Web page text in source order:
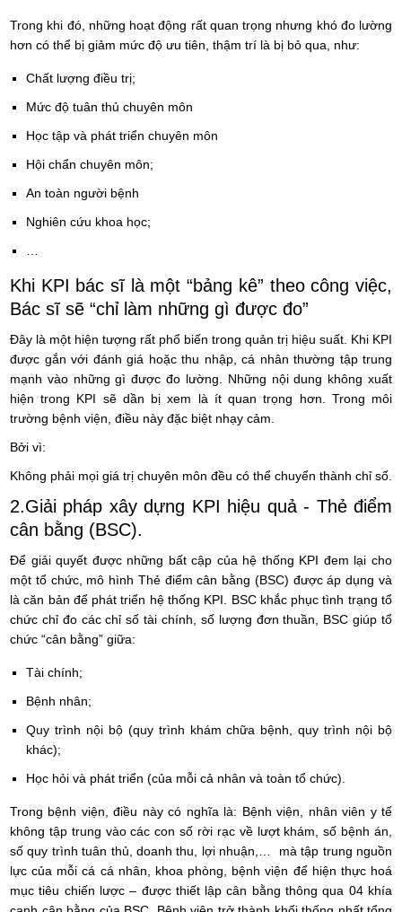
Trong khi đó, những hoạt động rất quan trọng nhưng khó đo lường
hơn có thể bị giảm mức độ ưu tiên, thậm trí là bị bỏ qua, như:
Chất lượng điều trị;
Mức độ tuân thủ chuyên môn
Học tập và phát triển chuyên môn
Hội chẩn chuyên môn;
An toàn người bệnh
Nghiên cứu khoa học;
Khi KPI bác sĩ là một “bảng kê” theo công việc,
Bác sĩ sẽ “chỉ làm những gì được đo”
Đây là một hiện tượng rất phổ biến trong quản trị hiệu suất. Khi KPI
được gắn với đánh giá hoặc thu nhập, cá nhân thường tập trung
mạnh vào những gì được đo lường. Những nội dung không xuất
hiện trong KPI sẽ dần bị xem là ít quan trọng hơn. Trong môi
trường bệnh viện, điều này đặc biệt nhạy cảm.
Bởi vì:
Không phải mọi giá trị chuyên môn đều có thể chuyển thành chỉ số.
2.Giải pháp xây dựng KPI hiệu quả - Thẻ điểm
cân bằng (BSC).
Để giải quyết được những bất cập của hệ thống KPI đem lại cho
một tổ chức, mô hình Thẻ điểm cân bằng (BSC) được áp dụng và
là căn bản để phát triển hệ thống KPI. BSC khắc phục tình trạng tổ
chức chỉ đo các chỉ số tài chính, số lượng đơn thuần, BSC giúp tổ
chức “cân bằng” giữa:
Tài chính;
Bệnh nhân;
Quy trình nội bộ (quy trình khám chữa bệnh, quy trình nội bộ
khác);
Học hỏi và phát triển (của mỗi cả nhân và toàn tổ chức).
Trong bệnh viện, điều này có nghĩa là: Bệnh viện, nhân viên y tế
không tập trung vào các con số rời rạc về lượt khám, số bệnh án,
số quy trình tuân thủ, doanh thu, lợi nhuận,… mà tập trung nguồn
lực của mỗi cá cá nhân, khoa phòng, bệnh viện để hiện thực hoá
mục tiêu chiến lược – được thiết lập cân bằng thông qua 04 khía